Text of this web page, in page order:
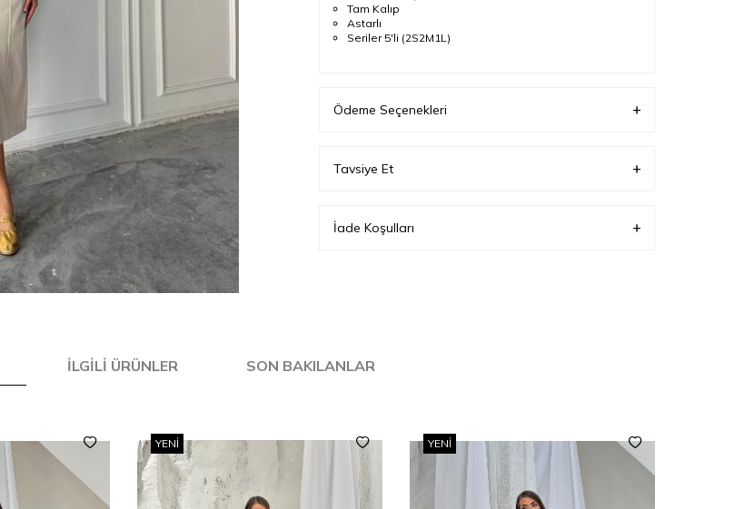
Tam Kalıp
Astarlı
Seriler 5'li (2S2M1L)
Ödeme Seçenekleri
Tavsiye Et
İade Koşulları
İLGILI ÜRÜNLER SON BAKILANLAR
YENI YENI